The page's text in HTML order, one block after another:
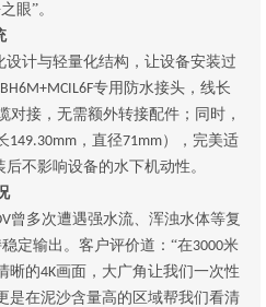
眼”。
设计与轻量化结构，让设备安装过
专用防水接头，线长
对接，无需额外转接配件；同时，
149.30mm ，直径71mm），完美适
不影响设备的水下机动性。
曾多次遭遇强水流、浑浊水体等复
定输出。客户评价道：“在3000米
晰的4K画面，大广角让我们一次性
是在泥沙含量高的区域帮我们看清